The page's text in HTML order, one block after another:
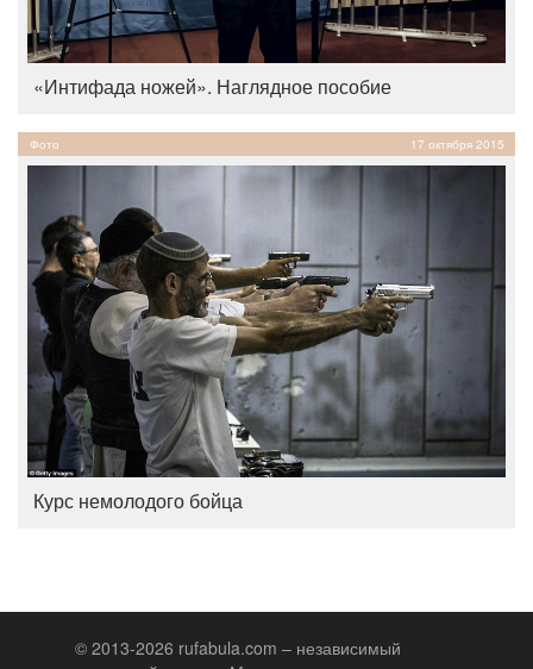
«Интифада ножей». Наглядное пособие
Фото 17 октября 2015
Курс немолодого бойца
© 2013-2026 rufabula.com – независимый